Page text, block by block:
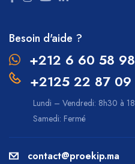
Besoin d'aide ?
+212 6 60 58
+2125 22 87
Lundi – Vendredi: 8h30 à
Samedi: Fermé
contact@proekip.ma